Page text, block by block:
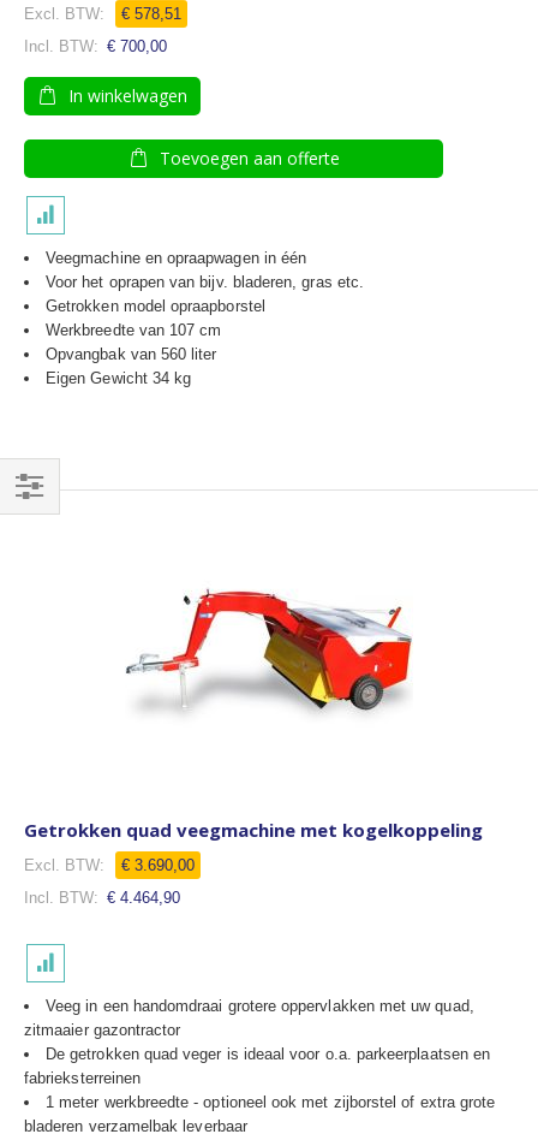
€ 578,51
€ 700,00
In winkelwagen
Toevoegen aan offerte
Veegmachine en opraapwagen in één
Voor het oprapen van bijv. bladeren, gras etc.
Getrokken model opraapborstel
Werkbreedte van 107 cm
Opvangbak van 560 liter
Eigen Gewicht 34 kg
Getrokken quad veegmachine met kogelkoppeling
€ 3.690,00
€ 4.464,90
Veeg in een handomdraai grotere oppervlakken met uw quad,
zitmaaier gazontractor
De getrokken quad veger is ideaal voor o.a. parkeerplaatsen en
fabrieksterreinen
1 meter werkbreedte - optioneel ook met zijborstel of extra grote
bladeren verzamelbak leverbaar
Filteren